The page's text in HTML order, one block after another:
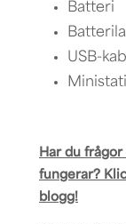
Batteri
USB-
Har du
fungerar?
blogg!